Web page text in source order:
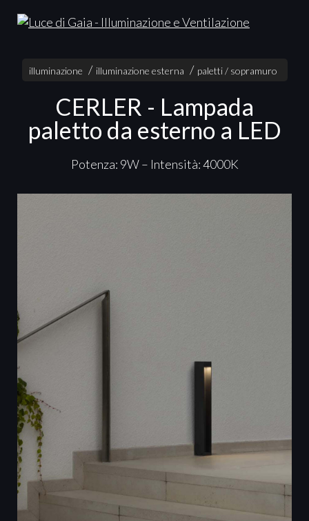
illuminazione illuminazione esterna paletti / sopramuro
CERLER - Lampada
paletto da esterno a LED
Potenza: 9W – Intensità: 4000K